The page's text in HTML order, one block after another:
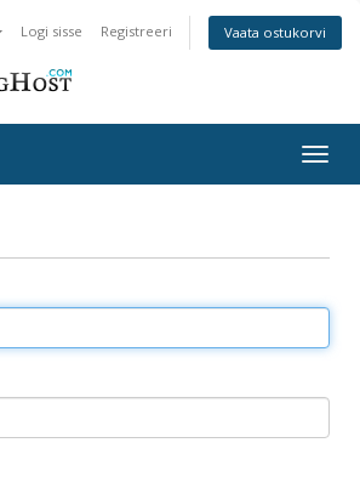
Logi sisse Registreeri Vaata ostukorvi